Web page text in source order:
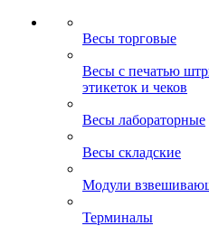
Весы торговые
Весы с печатью
этикеток и чеков
Весы лабораторные
Весы складские
Модули
Терминалы